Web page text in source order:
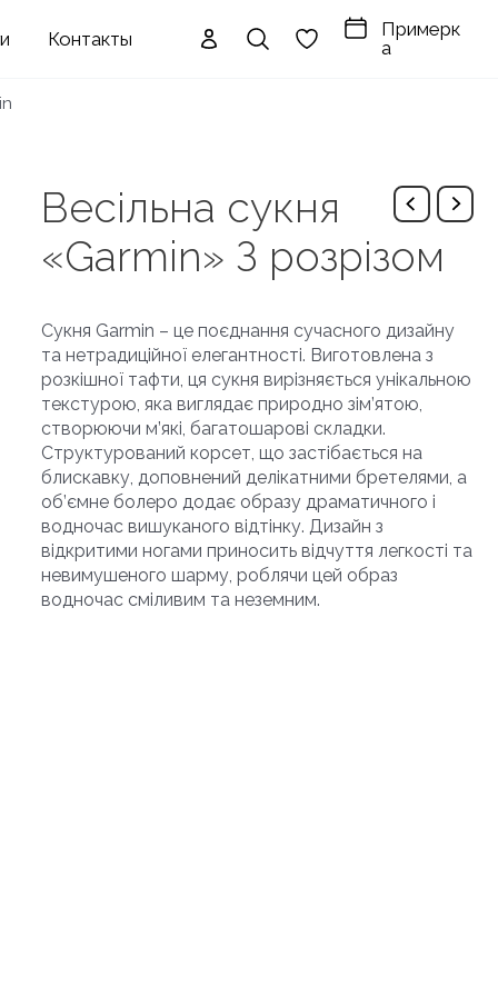
Контакты
Примерк
а
Весільна сукня
«Garmin» З розрізом
Сукня Garmin – це поєднання сучасного дизайну
та нетрадиційної елегантності. Виготовлена з
розкішної тафти, ця сукня вирізняється унікальною
текстурою, яка виглядає природно зім’ятою,
створюючи м’які, багатошарові складки.
Структурований корсет, що застібається на
блискавку, доповнений делікатними бретелями, а
об’ємне болеро додає образу драматичного і
водночас вишуканого відтінку. Дизайн з
відкритими ногами приносить відчуття легкості та
невимушеного шарму, роблячи цей образ
водночас сміливим та неземним.